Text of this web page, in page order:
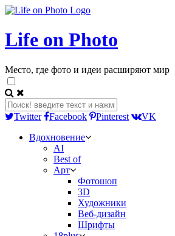
Life on Photo
Место, где фото и идеи расширяют мир
Twitter Facebook Pinterest
VK
Вдохновение
AI
Best of
Арт
Фотошоп
3D
Художники
Веб-дизайн
Шрифты